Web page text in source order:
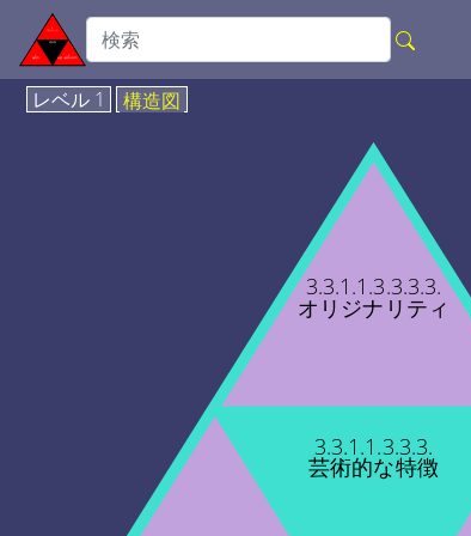
レベル 1 構造図
3.3.1.1.3.3.3.
芸術的な特徴
3.3.1.1.3.3.3.3.
オリジナリティ